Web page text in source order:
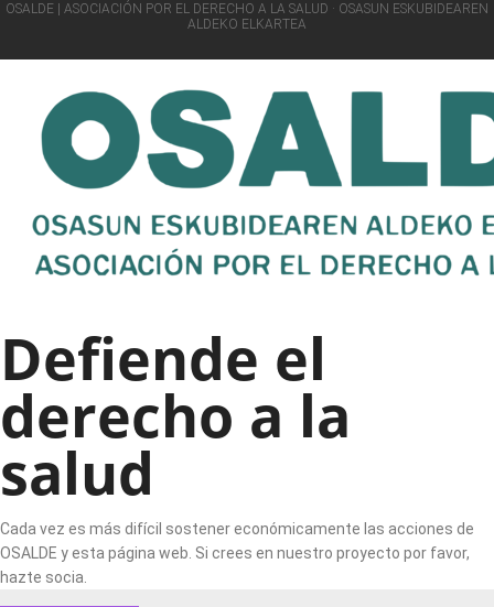
OSALDE | ASOCIACIÓN POR EL DERECHO A LA SALUD · OSASUN ESKUBIDEAREN
ALDEKO ELKARTEA
Defiende el
derecho a la
salud
Cada vez es más difícil sostener económicamente las acciones de
OSALDE y esta página web. Si crees en nuestro proyecto por favor,
hazte socia.